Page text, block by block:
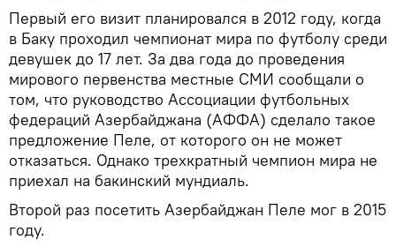
Первый его визит планировался в 2012 году, когда
в Баку проходил чемпионат мира по футболу среди
девушек до 17 лет. За два года до проведения
мирового первенства местные СМИ сообщали о
том, что руководство Ассоциации футбольных
федераций Азербайджана (АФФА) сделало такое
предложение Пеле, от которого он не может
отказаться. Однако трехкратный чемпион мира не
приехал на бакинский мундиаль.
Второй раз посетить Азербайджан Пеле мог в 2015
году.